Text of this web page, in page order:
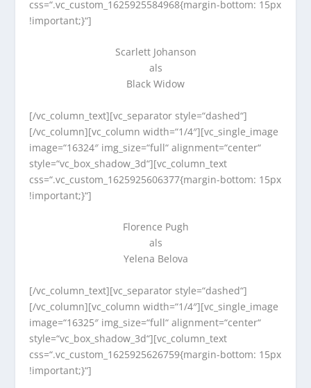
css=“.vc_custom_1625925584968{margin-bottom: 15px
!important;}“]
Scarlett Johanson
als
Black Widow
[/vc_column_text][vc_separator style=“dashed“]
[/vc_column][vc_column width=“1/4″][vc_single_image
image=“16324″ img_size=“full“ alignment=“center“
style=“vc_box_shadow_3d“][vc_column_text
css=“.vc_custom_1625925606377{margin-bottom: 15px
!important;}“]
Florence Pugh
als
Yelena Belova
[/vc_column_text][vc_separator style=“dashed“]
[/vc_column][vc_column width=“1/4″][vc_single_image
image=“16325″ img_size=“full“ alignment=“center“
style=“vc_box_shadow_3d“][vc_column_text
css=“.vc_custom_1625925626759{margin-bottom: 15px
!important;}“]